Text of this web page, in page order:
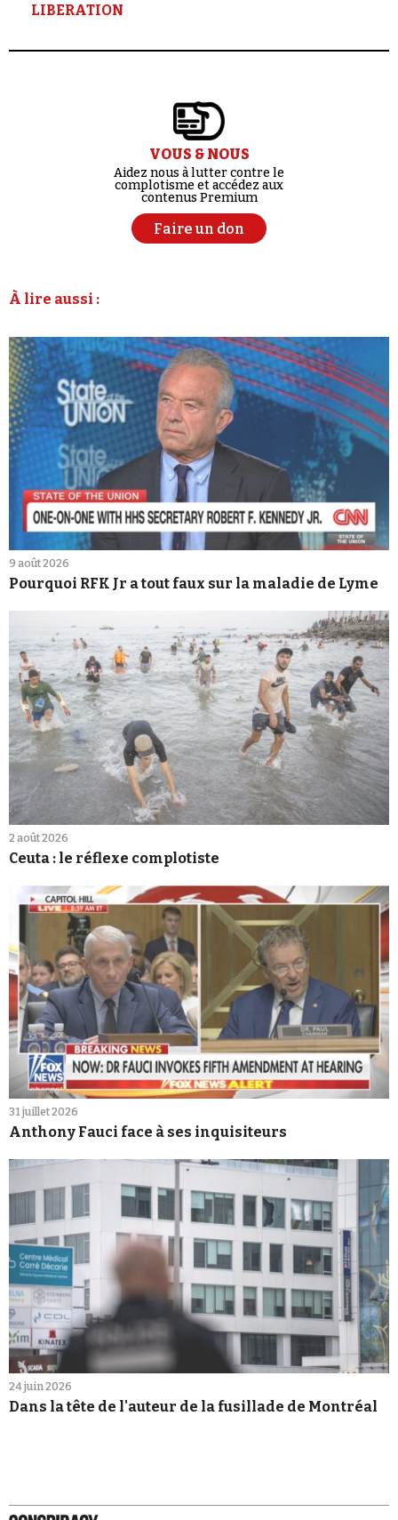
LIBERATION
VOUS & NOUS
Aidez nous à lutter contre le
complotisme et accédez aux
contenus Premium
Faire un don
À lire aussi :
9 août 2026
Pourquoi RFK Jr a tout faux sur la maladie de Lyme
2 août 2026
Ceuta : le réflexe complotiste
31 juillet 2026
Anthony Fauci face à ses inquisiteurs
24 juin 2026
Dans la tête de l'auteur de la fusillade de Montréal